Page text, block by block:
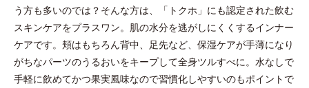
う方も多いのでは？そんな方は、「トクホ」にも認定された飲む
スキンケアをプラスワン。肌の水分を逃がしにくくするインナー
ケアです。頬はもちろん背中、足先など、保湿ケアが手薄になり
がちなパーツのうるおいをキープして全身ツルすべに。水なしで
手軽に飲めてかつ果実風味なので習慣化しやすいのもポイントで